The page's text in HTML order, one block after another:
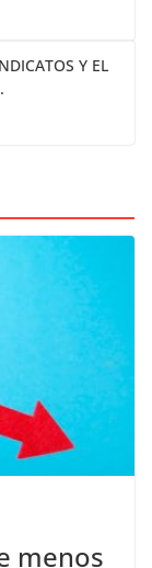
Y EL
menos